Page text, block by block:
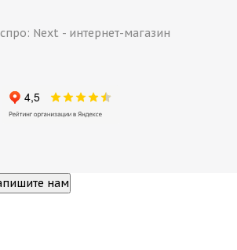
Next - интернет-магазин
нам